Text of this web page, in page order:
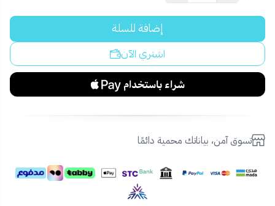
إضافة للسلة
اشتري الآن
تسوق آمن، بياناتك محمية دائمًا